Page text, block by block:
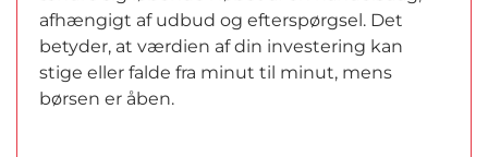
afhængigt af udbud og efterspørgsel. Det
betyder, at værdien af din investering kan
stige eller falde fra minut til minut, mens
børsen er åben.